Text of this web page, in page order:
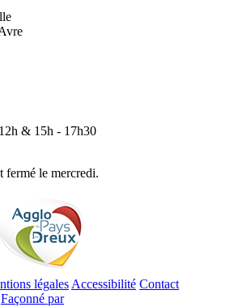
& 15h - 17h30
fermé le mercredi.
légales Accessibilité Contact
Façonné par